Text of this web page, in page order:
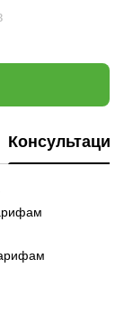
Консультация